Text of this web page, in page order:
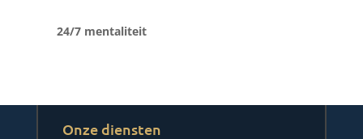
24/7 mentaliteit
Onze diensten